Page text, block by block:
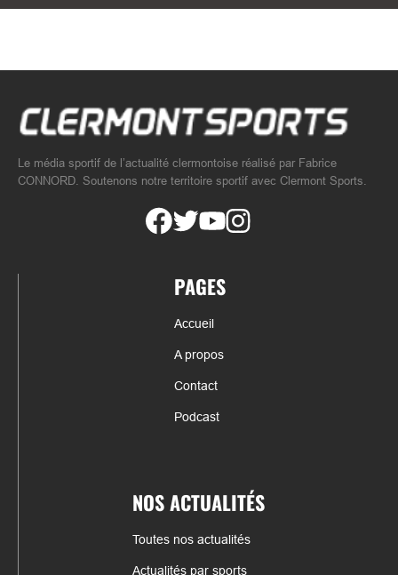
Le média sportif de l’actualité clermontoise réalisé par Fabrice
CONNORD. Soutenons notre territoire sportif avec Clermont Sports.
PAGES
Accueil
A propos
Contact
Podcast
NOS ACTUALITÉS
Toutes nos actualités
Actualités par sports